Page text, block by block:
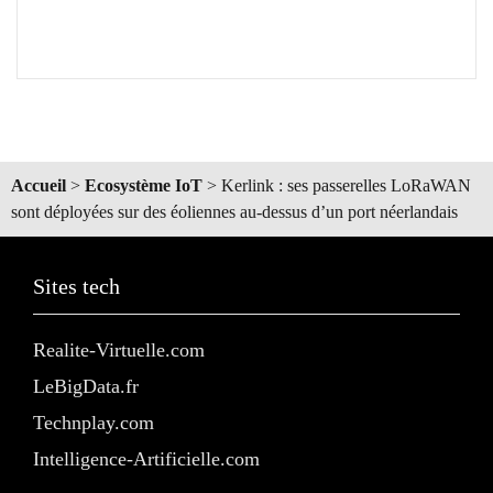
Accueil > Ecosystème IoT > Kerlink : ses passerelles LoRaWAN
sont déployées sur des éoliennes au-dessus d’un port néerlandais
Sites tech
Realite-Virtuelle.com
LeBigData.fr
Technplay.com
Intelligence-Artificielle.com